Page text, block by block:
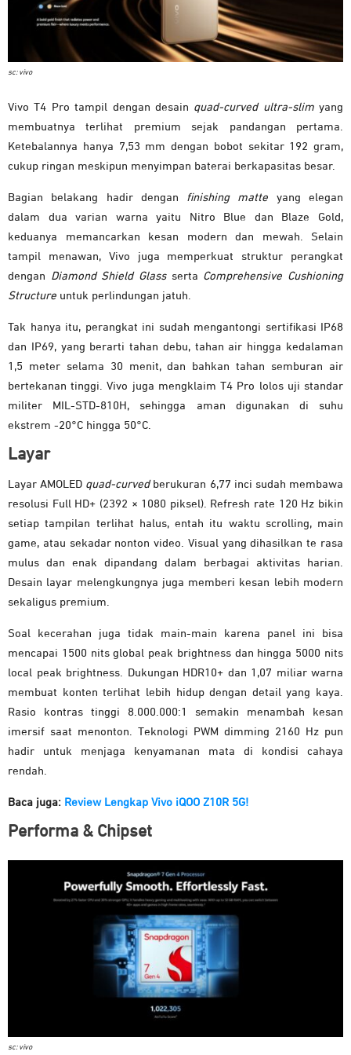
sc: vivo
Vivo T4 Pro tampil dengan desain quad-curved ultra-slimyang
membuatnya terlihat premium sejak pandangan pertama.
Ketebalannya hanya 7,53 mm dengan bobot sekitar 192 gram,
cukup ringan meskipun menyimpan baterai berkapasitas besar.
Bagian belakang hadir dengan finishing matte yang elegan
dalam dua varian warna yaitu Nitro Blue dan Blaze Gold,
keduanya memancarkan kesan modern dan mewah. Selain
tampil menawan, Vivo juga memperkuat struktur perangkat
dengan Diamond Shield Glass serta Comprehensive Cushioning
Structure untuk perlindungan jatuh.
Tak hanya itu, perangkat ini sudah mengantongi sertifikasi IP68
dan IP69, yang berarti tahan debu, tahan air hingga kedalaman
1,5 meter selama 30 menit, dan bahkan tahan semburan air
bertekanan tinggi. Vivo juga mengklaim T4 Pro lolos uji standar
militer MIL-STD-810H, sehingga aman digunakan di suhu
ekstrem -20°C hingga 50°C.
Layar
Layar AMOLED quad-curvedberukuran 6,77 inci sudah membawa
resolusi Full HD+ (2392 × 1080 piksel). Refresh rate 120 Hz bikin
setiap tampilan terlihat halus, entah itu waktu scrolling, main
game, atau sekadar nonton video. Visual yang dihasilkan te rasa
mulus dan enak dipandang dalam berbagai aktivitas harian.
Desain layar melengkungnya juga memberi kesan lebih modern
sekaligus premium.
Soal kecerahan juga tidak main-main karena panel ini bisa
mencapai 1500 nits global peak brightness dan hingga 5000 nits
local peak brightness. Dukungan HDR10+ dan 1,07 miliar warna
membuat konten terlihat lebih hidup dengan detail yang kaya.
Rasio kontras tinggi 8.000.000:1 semakin menambah kesan
imersif saat menonton. Teknologi PWM dimming 2160 Hz pun
hadir untuk menjaga kenyamanan mata di kondisi cahaya
rendah.
Baca juga: Review Lengkap Vivo iQOO Z10R 5G!
Performa & Chipset
sc: vivo